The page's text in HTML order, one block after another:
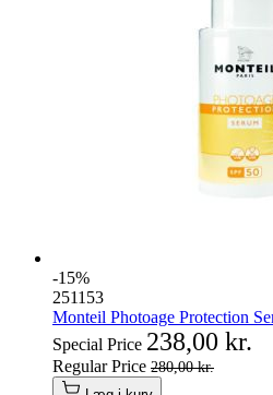
-15%
251153
Monteil Photoage Protection
Special Price 238,00 kr.
Regular Price 280,00 kr.